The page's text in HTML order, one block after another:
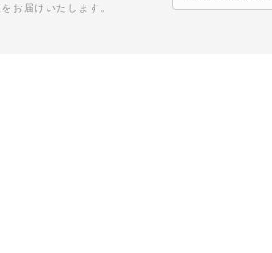
お届けいたします。